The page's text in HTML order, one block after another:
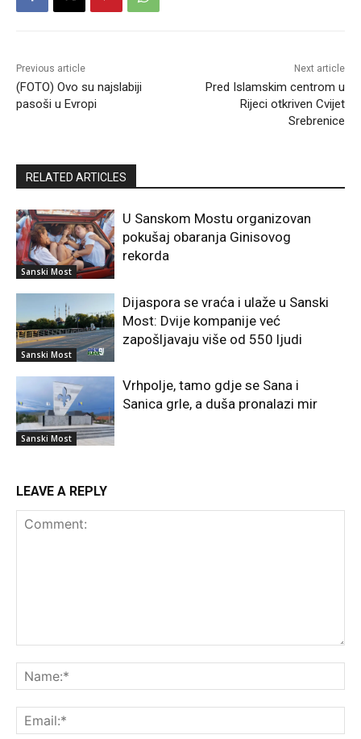
Previous article
(FOTO) Ovo su najslabiji
pasoši u Evropi
Next article
Pred Islamskim centrom u
Rijeci otkriven Cvijet
Srebrenice
RELATED ARTICLES
Sanski Most
U Sanskom Mostu organizovan
pokušaj obaranja Ginisovog
rekorda
Sanski Most
Dijaspora se vraća i ulaže u Sanski
Most: Dvije kompanije već
zapošljavaju više od 550 ljudi
Sanski Most
Vrhpolje, tamo gdje se Sana i
Sanica grle, a duša pronalazi mir
LEAVE A REPLY